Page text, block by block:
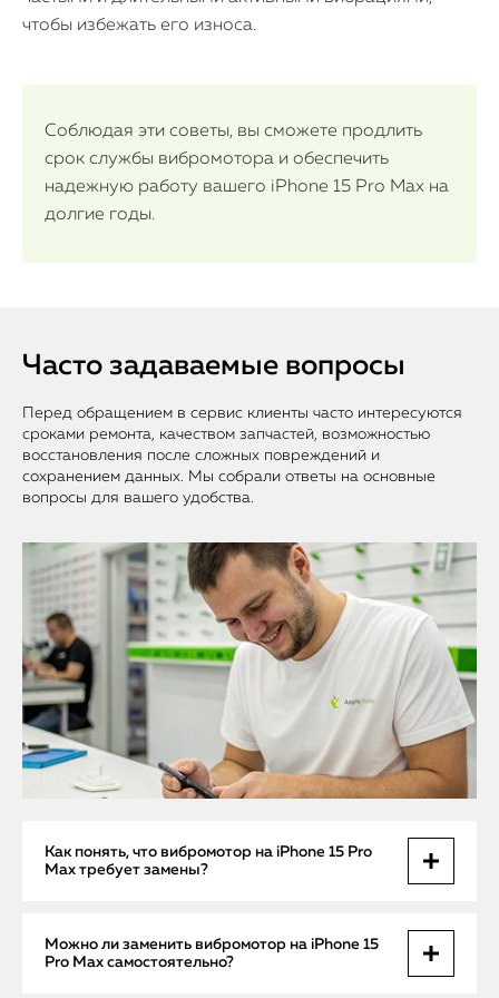
чтобы избежать его износа.
Соблюдая эти советы, вы сможете продлить
срок службы вибромотора и обеспечить
надежную работу вашего iPhone 15 Pro Max на
долгие годы.
Часто задаваемые вопросы
Перед обращением в сервис клиенты часто интересуются
сроками ремонта, качеством запчастей, возможностью
восстановления после сложных повреждений и
сохранением данных. Мы собрали ответы на основные
вопросы для вашего удобства.
Как понять, что вибромотор на iPhone 15 Pro
Max требует замены?
Если ваш iPhone 15 Pro Max перестал вибрировать при
уведомлениях или звонках, либо вибрация стала слабой,
прерывистой или полностью отсутствует, это может
Можно ли заменить вибромотор на iPhone 15
Pro Max самостоятельно?